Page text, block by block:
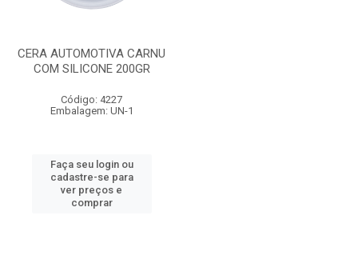
CERA AUTOMOTIVA CARNU
COM SILICONE 200GR
Código: 4227
Embalagem: UN-1
Faça seu login ou
cadastre-se para
ver preços e
comprar